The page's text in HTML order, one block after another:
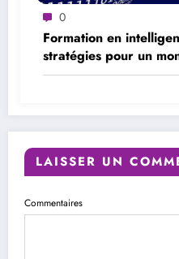
0
Formation en
stratégies pour un
LAISSER UN
Commentaires